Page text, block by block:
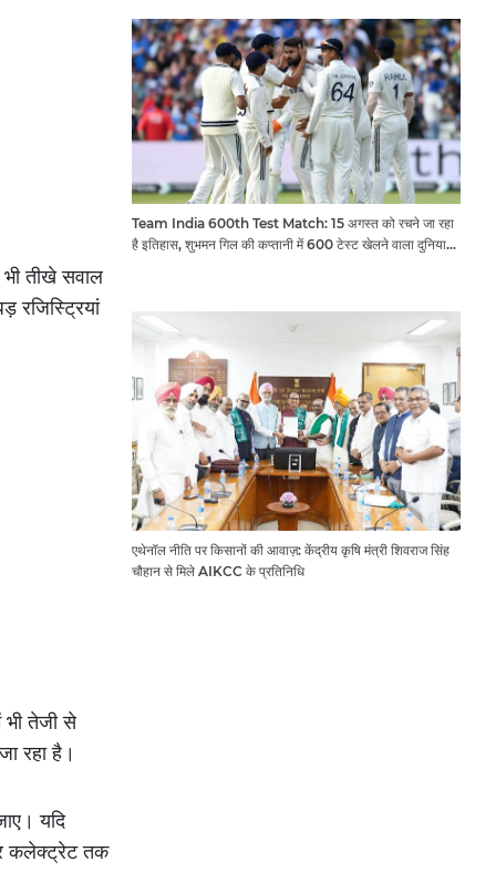
तीखे सवाल
रजिस्ट्रियां
भी तेजी से
रहा है।
यदि
कलेक्ट्रेट तक
Team India 600th Test Match: 15 अगस्त को रचने जा रहा
है इतिहास, शुभमन गिल की कप्तानी में 600 टेस्ट खेलने वाला दुनिया
एथेनॉल नीति पर किसानों की आवाज़: केंद्रीय कृषि मंत्री शिवराज सिंह
चौहान से मिले AIKCC के प्रतिनिधि